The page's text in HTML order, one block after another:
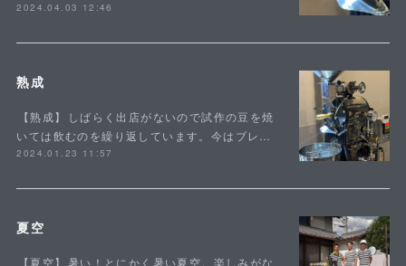
2024.04.03 12:46
熟成
⁡【熟成】⁡しばらく出店がないので試作の豆を焼
いては飲むのを繰り返しています。今はブレ…
2024.01.23 11:57
夏空
⁡【夏空】⁡暑い！とにかく暑い夏空。楽しみがな